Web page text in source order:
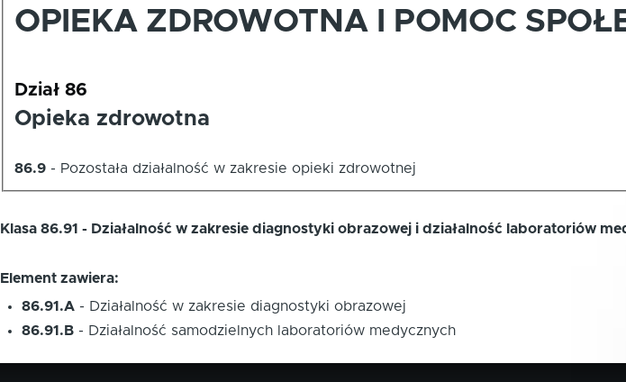
OPIEKA ZDROWOTNA I POMOC
Dział 86
Opieka zdrowotna
86.9 - Pozostała działalność w zakresie opieki zdrowotnej
Klasa 86.91 - Działalność w zakresie diagnostyki obrazowej i działalność laboratoriów
Element zawiera:
86.91.A - Działalność w zakresie diagnostyki obrazowej
86.91.B - Działalność samodzielnych laboratoriów medycznych